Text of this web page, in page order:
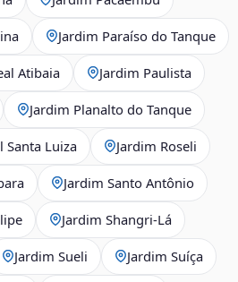
Jardim Paraíso do Tanque
Atibaia Jardim Paulista
Jardim Planalto do Tanque
Santa Luiza Jardim Roseli
Jardim Santo Antônio
Jardim Shangri-Lá
Jardim Sueli Jardim Suíça